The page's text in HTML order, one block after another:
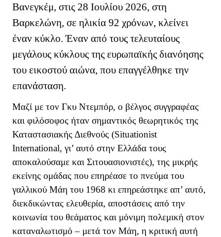
Βανεγκέμ, στις 28 Ιουλίου 2026, στη
Βαρκελώνη, σε ηλικία 92 χρόνων, κλείνει
έναν κύκλο. Έναν από τους τελευταίους
μεγάλους κύκλους της ευρωπαϊκής διανόησης
του εικοστού αιώνα, που επαγγέλθηκε την
επανάσταση.
Μαζί με τον Γκυ Ντεμπόρ, ο βέλγος συγγραφέας
και φιλόσοφος ήταν σημαντικός θεωρητικός της
Καταστασιακής Διεθνούς (Situationist
International, γι’ αυτό στην Ελλάδα τους
αποκαλούσαμε και Σιτουασιονιστές), της μικρής
εκείνης ομάδας που επηρέασε το πνεύμα του
γαλλικού Μάη του 1968 κι επηρεάστηκε απ’ αυτό,
διεκδικώντας ελευθερία, αποστάσεις από την
κοινωνία του θεάματος και μόνιμη πολεμική στον
καταναλωτισμό – μετά τον Μάη, η κριτική αυτή